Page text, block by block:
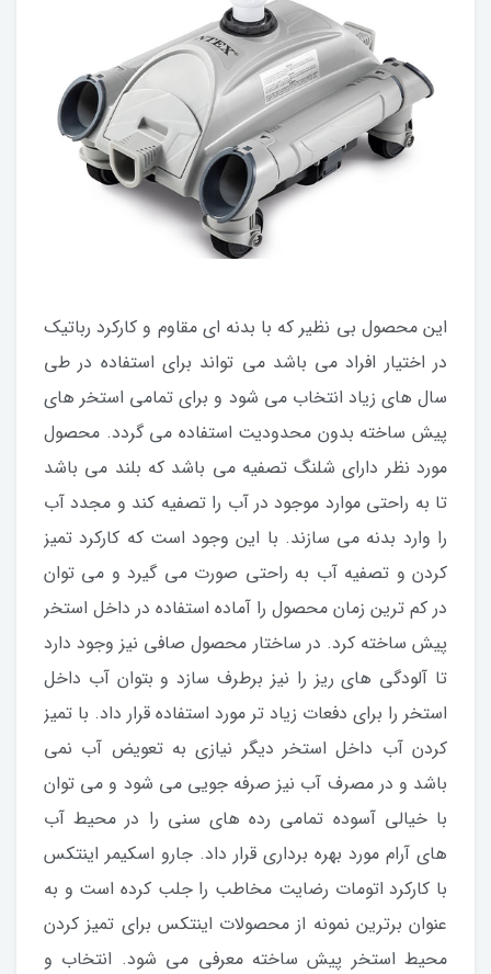
این محصول بی نظیر که با بدنه ای مقاوم و کارکرد رباتیک
در اختیار افراد می باشد می تواند برای استفاده در طی
سال های زیاد انتخاب می شود و برای تمامی استخر های
پیش ساخته بدون محدودیت استفاده می گردد. محصول
مورد نظر دارای شلنگ تصفیه می باشد که بلند می باشد
تا به راحتی موارد موجود در آب را تصفیه کند و مجدد آب
را وارد بدنه می سازند. با این وجود است که کارکرد تمیز
کردن و تصفیه آب به راحتی صورت می گیرد و می توان
در کم ترین زمان محصول را آماده استفاده در داخل استخر
پیش ساخته کرد. در ساختار محصول صافی نیز وجود دارد
تا آلودگی های ریز را نیز برطرف سازد و بتوان آب داخل
استخر را برای دفعات زیاد تر مورد استفاده قرار داد. با تمیز
کردن آب داخل استخر دیگر نیازی به تعویض آب نمی
باشد و در مصرف آب نیز صرفه جویی می شود و می توان
با خیالی آسوده تمامی رده های سنی را در محیط آب
های آرام مورد بهره برداری قرار داد. جارو اسکیمر اینتکس
با کارکرد اتومات رضایت مخاطب را جلب کرده است و به
عنوان برترین نمونه از محصولات اینتکس برای تمیز کردن
محیط استخر پیش ساخته معرفی می شود. انتخاب و